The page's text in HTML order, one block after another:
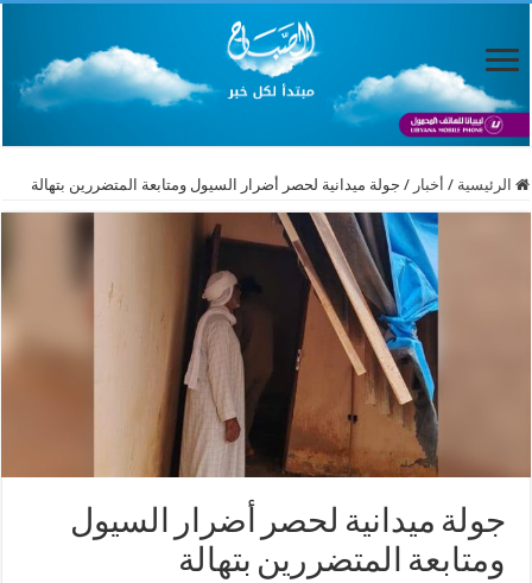
الرئيسية / أخبار / جولة ميدانية لحصر أضرار السيول ومتابعة المتضررين بتهالة
جولة ميدانية لحصر أضرار السيول
ومتابعة المتضررين بتهالة